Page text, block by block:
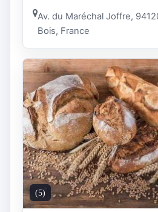
Av. du Maréchal Joffre,
Bois, France
(5)